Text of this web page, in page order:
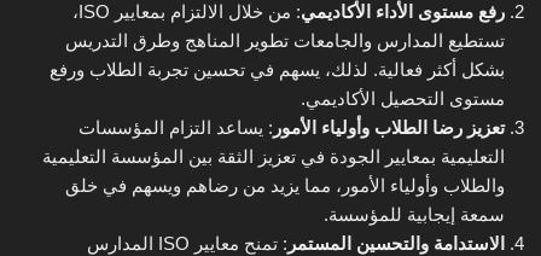
رفع مستوى الأداء الأكاديمي
: من خلال الالتزام بمعايير ISO،
تستطيع المدارس والجامعات تطوير المناهج وطرق التدريس
بشكل أكثر فعالية. لذلك، يسهم في تحسين تجربة الطلاب ورفع
مستوى التحصيل الأكاديمي.
تعزيز رضا الطلاب وأولياء الأمور : يساعد التزام المؤسسات
التعليمية بمعايير الجودة في تعزيز الثقة بين المؤسسة التعليمية
والطلاب وأولياء الأمور، مما يزيد من رضاهم ويسهم في خلق
سمعة إيجابية للمؤسسة.
الاستدامة والتحسين المستمر
: تمنح معايير ISO المدارس